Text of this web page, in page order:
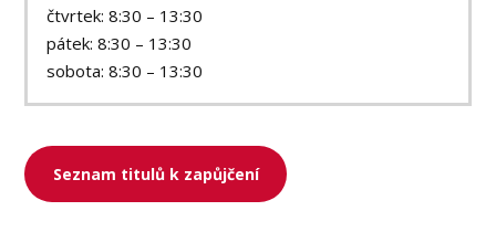
čtvrtek: 8:30 – 13:30
pátek: 8:30 – 13:30
sobota: 8:30 – 13:30
Seznam titulů k zapůjčení